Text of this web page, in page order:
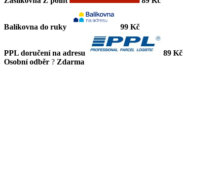
Balíkovna do ruky 99 Kč
PPL doručení na adresu
89 Kč
Osobní odběr ? Zdarma